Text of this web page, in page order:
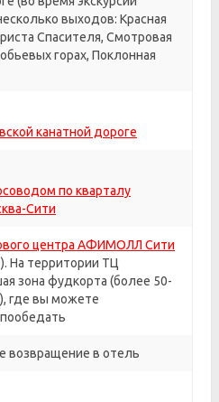
выходов: Красная
Спасителя, Смотровая
горах, Поклонная
канатной дороге
по кварталу
Сити
центра АФИМОЛЛ Сити
На территории ТЦ
зона фудкорта (более 50-
где вы можете
возвращение в отель